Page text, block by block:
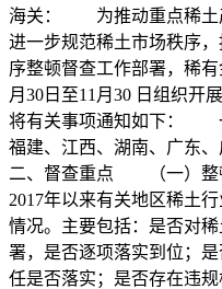
海关： 为推动重点稀土
进一步规范稀土市场秩序
序整顿督查工作部署，稀
月30日至11月30 日组织开
将有关事项通知如下：
福建、江西、湖南、广东
二、督查重点 （一）整
2017年以来有关地区稀土
情况。主要包括：是否对
署，是否逐项落实到位；
任是否落实；是否存在违